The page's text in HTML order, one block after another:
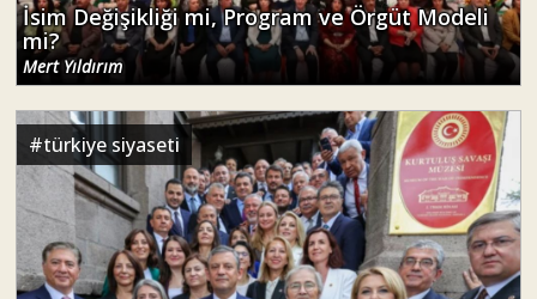
İsim Değişikliği mi, Program ve Örgüt Modeli
mi?
Mert Yıldırım
#türkiye siyaseti